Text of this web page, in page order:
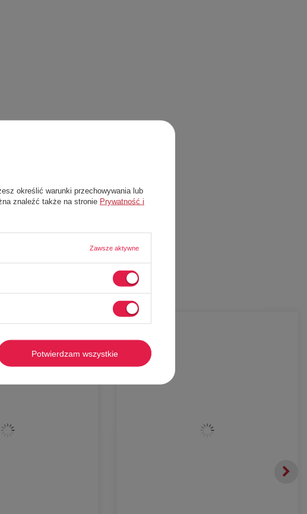
określić warunki przechowywania lub
znaleźć także na stronie Prywatność i
Zawsze aktywne
Potwierdzam wszystkie